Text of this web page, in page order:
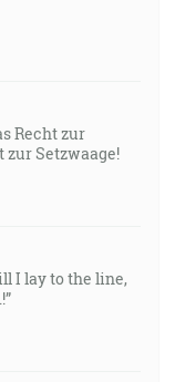
Recht zur
Setzwaage!
I lay to the line,